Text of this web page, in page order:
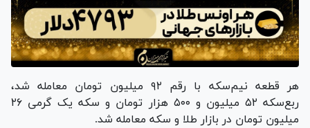
هر قطعه نیم‌سکه با رقم ۹۲ میلیون تومان معامله شد،
ربع‌سکه ۵۲ میلیون و ۵۰۰ هزار تومان و سکه یک گرمی ۲۶
میلیون تومان در بازار طلا و سکه معامله شد.